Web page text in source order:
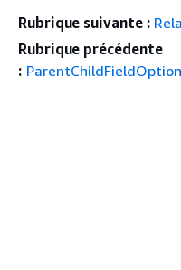
Rubrique suivante :
Rubrique précédente
: